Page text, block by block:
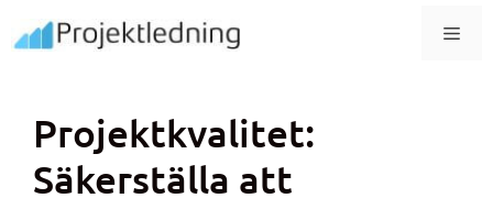
Hoppa
till
Projektkvalitet:
Säkerställa att